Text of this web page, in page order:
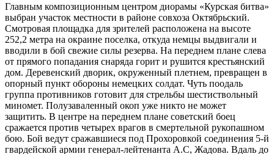
Главным композиционным центром диорамы «Курская битва»
выбран участок местности в районе совхоза Октябрьский.
Смотровая площадка для зрителей расположена на высоте
252,2 метра на окраине поселка, откуда немцы выдвигали и
вводили в бой свежие силы резерва. На переднем плане слева
от прямого попадания снаряда горит и рушится крестьянский
дом. Деревенский дворик, окруженный плетнем, превращен в
опорный пункт обороны немецких солдат. Чуть поодаль
группа противников готовит для стрельбы шестиствольный
миномет. Полузаваленный окоп уже никто не может
защитить. В центре на переднем плане советский боец
сражается против четырех врагов в смертельной рукопашном
бою. Бой ведут сражавшиеся под Прохоровкой соединения 5-й
гвардейской армии генерал-лейтенанта А.С, Жадова. Вдаль до